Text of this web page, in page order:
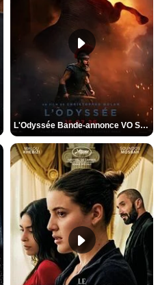
L'Odyssée Bande-annonce VO STFR